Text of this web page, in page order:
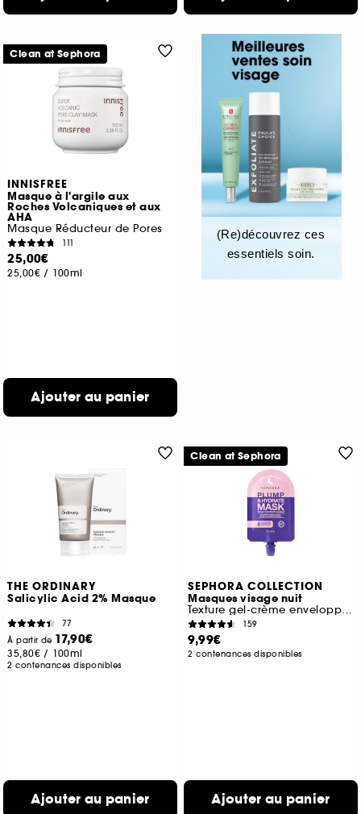
INNISFREE
Masque à l'argile aux
Roches Volcaniques et aux
AHA
Masque Réducteur de Pores
111
25,00€
25,00€ / 100ml
Ajouter au panier
Clean at Sephora
(Re)découvrez ces
essentiels soin.
THE ORDINARY
Salicylic Acid 2% Masque
77
À partir de 17,90€
35,80€ / 100ml
2 contenances disponibles
Ajouter au panier
SEPHORA COLLECTION
Masques visage nuit
Texture gel-crème enveloppante hydratante
159
9,99€
2 contenances disponibles
Ajouter au panier
Clean at Sephora